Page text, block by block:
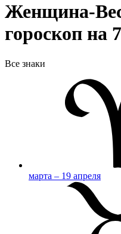
Женщина-
гороскоп на
Все знаки
марта – 19 апреля